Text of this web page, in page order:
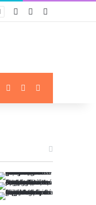
Entrar Artigo aleatório
FacebookLinkedinInstagram